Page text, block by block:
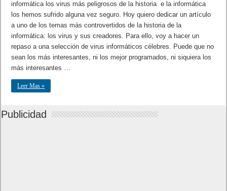
informática los virus más peligrosos de la historia e la informática
los hemos sufrido alguna vez seguro. Hoy quiero dedicar un artículo
a uno de los temas más controvertidos de la historia de la
informática: los virus y sus creadores. Para ello, voy a hacer un
repaso a una selección de virus informáticos célebres. Puede que no
sean los más interesantes, ni los mejor programados, ni siquiera los
más interesantes …
Leer Mas »
Publicidad